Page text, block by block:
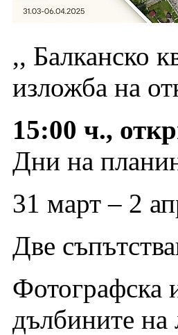
,, Балканско
изложба на
15:00 ч.,
Дни на
31 март – 2
Две
Фотографска
дълбините на